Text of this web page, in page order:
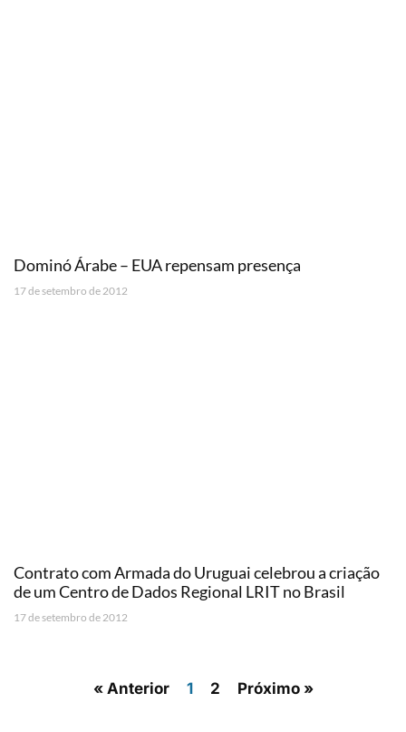
Dominó Árabe – EUA repensam presença
17 de setembro de 2012
Contrato com Armada do Uruguai celebrou a criação
de um Centro de Dados Regional LRIT no Brasil
17 de setembro de 2012
« Anterior 1 2 Próximo »